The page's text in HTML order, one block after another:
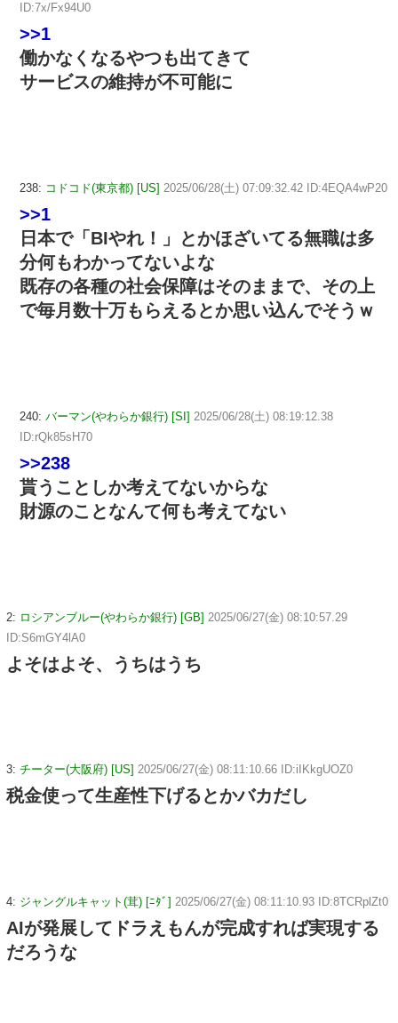
ID:7x/Fx94U0
>>1
働かなくなるやつも出てきて
サービスの維持が不可能に
238: コドコド(東京都) [US] 2025/06/28(土) 07:09:32.42 ID:4EQA4wP20
>>1
日本で「BIやれ！」とかほざいてる無職は多
分何もわかってないよな
既存の各種の社会保障はそのままで、その上
で毎月数十万もらえるとか思い込んでそうｗ
240: バーマン(やわらか銀行) [SI] 2025/06/28(土) 08:19:12.38
ID:rQk85sH70
>>238
貰うことしか考えてないからな
財源のことなんて何も考えてない
2: ロシアンブルー(やわらか銀行) [GB] 2025/06/27(金) 08:10:57.29
ID:S6mGY4lA0
よそはよそ、うちはうち
3: チーター(大阪府) [US] 2025/06/27(金) 08:11:10.66 ID:iIKkgUOZ0
税金使って生産性下げるとかバカだし
4: ジャングルキャット(茸) [ﾆﾀﾞ] 2025/06/27(金) 08:11:10.93 ID:8TCRplZt0
AIが発展してドラえもんが完成すれば実現する
だろうな